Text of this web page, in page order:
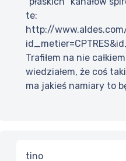
te:
http://
Trafiłem na nie
wiedziałem, że coś
ma jakieś namiary to
tino